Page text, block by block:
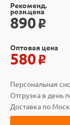
Рекоменд.
розн.цена
890 o
Оптовая цена
580 o
Персональная
Отгрузка в день
Доставка по